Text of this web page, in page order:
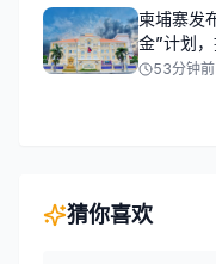
柬埔寨发
金”计划
53分钟前
猜你喜欢